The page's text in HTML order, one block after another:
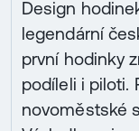
Design
legendární
první hodinky
podíleli i piloti.
novoměstské